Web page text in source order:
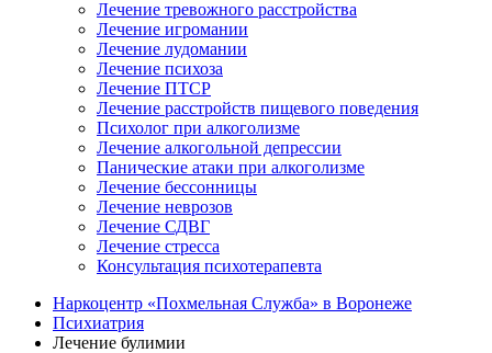
Лечение тревожного расстройства
Лечение игромании
Лечение лудомании
Лечение психоза
Лечение ПТСР
Лечение расстройств пищевого поведения
Психолог при алкоголизме
Лечение алкогольной депрессии
Панические атаки при алкоголизме
Лечение бессонницы
Лечение неврозов
Лечение СДВГ
Лечение стресса
Консультация психотерапевта
Наркоцентр «Похмельная Служба» в Воронеже
Психиатрия
Лечение булимии